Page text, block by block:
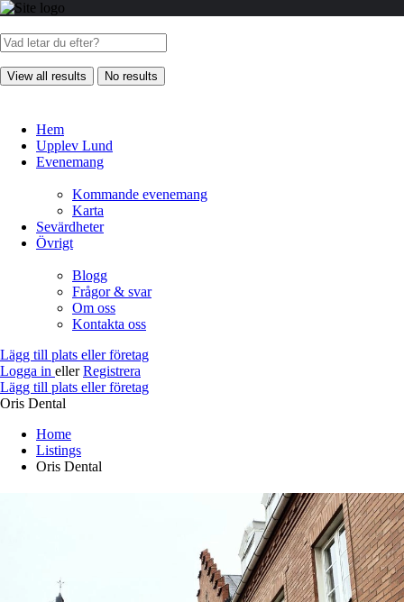
View all results No results
Hem
Upplev Lund
Evenemang
Kommande evenemang
Karta
Sevärdheter
Övrigt
Blogg
Frågor & svar
Om oss
Kontakta oss
Lägg till plats eller företag
Logga in eller Registrera
Lägg till plats eller företag
Oris Dental
Home
Listings
Oris Dental
Oris Dental – nordisk kvalitetstandvård i